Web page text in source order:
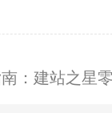
：建站之星